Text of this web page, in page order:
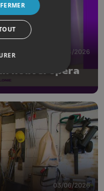
05/06/2026
nouvel opéra
03/06/2026